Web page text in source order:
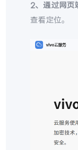
2、通过网页
查看定位。